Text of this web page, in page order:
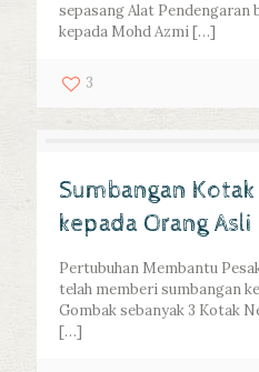
sepasang Alat Pendengaran
kepada Mohd Azmi[…]
3
Sumbangan
kepada Orang Asli
Pertubuhan Membantu
telah memberi sumbangan
Gombak sebanyak 3 Kotak
[…]